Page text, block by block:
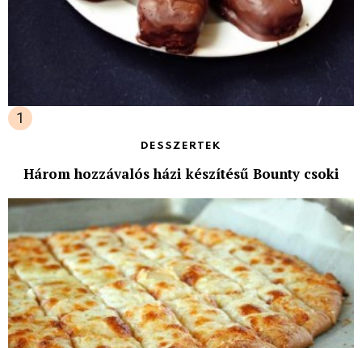
DESSZERTEK
Három hozzávalós házi készítésű Bounty csoki